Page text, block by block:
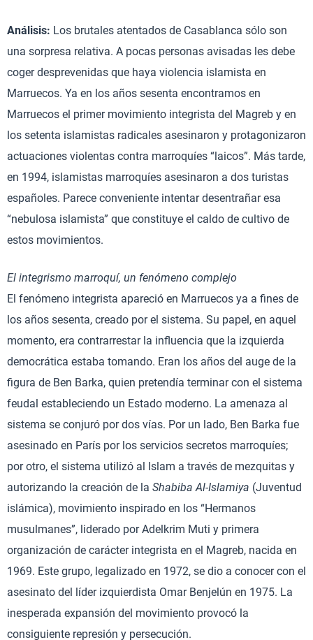
Análisis: Los brutales atentados de Casablanca sólo son
una sorpresa relativa. A pocas personas avisadas les debe
coger desprevenidas que haya violencia islamista en
Marruecos. Ya en los años sesenta encontramos en
Marruecos el primer movimiento integrista del Magreb y en
los setenta islamistas radicales asesinaron y protagonizaron
actuaciones violentas contra marroquíes “laicos”. Más tarde,
en 1994, islamistas marroquíes asesinaron a dos turistas
españoles. Parece conveniente intentar desentrañar esa
“nebulosa islamista” que constituye el caldo de cultivo de
estos movimientos.
El integrismo marroquí, un fenómeno complejo
El fenómeno integrista apareció en Marruecos ya a fines de
los años sesenta, creado por el sistema. Su papel, en aquel
momento, era contrarrestar la influencia que la izquierda
democrática estaba tomando. Eran los años del auge de la
figura de Ben Barka, quien pretendía terminar con el sistema
feudal estableciendo un Estado moderno. La amenaza al
sistema se conjuró por dos vías. Por un lado, Ben Barka fue
asesinado en París por los servicios secretos marroquíes;
por otro, el sistema utilizó al Islam a través de mezquitas y
autorizando la creación de la Shabiba Al-Islamiya (Juventud
islámica), movimiento inspirado en los “Hermanos
musulmanes”, liderado por Adelkrim Muti y primera
organización de carácter integrista en el Magreb, nacida en
1969. Este grupo, legalizado en 1972, se dio a conocer con el
asesinato del líder izquierdista Omar Benjelún en 1975. La
inesperada expansión del movimiento provocó la
consiguiente represión y persecución.